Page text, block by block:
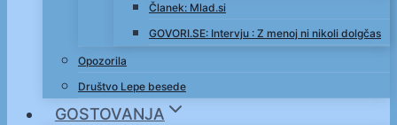
Članek: Mlad.si
GOVORI.SE: Intervju : Z menoj ni nikoli dolgčas
Opozorila
Društvo Lepe besede
GOSTOVANJA